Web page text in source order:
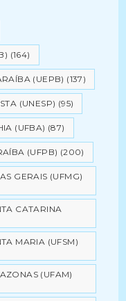
(164)
(UEPB) (137)
(UNESP) (95)
(UFBA) (87)
(UFPB) (200)
GERAIS (UFMG)
CATARINA
MARIA (UFSM)
(UFAM)